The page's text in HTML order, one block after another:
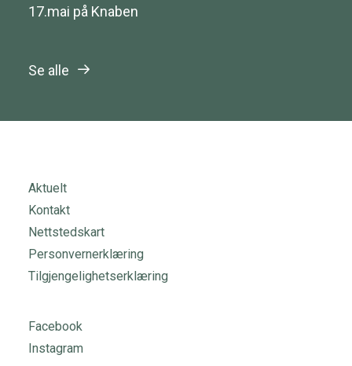
17.mai på Knaben
Se alle
Aktuelt
Kontakt
Nettstedskart
Personvernerklæring
Tilgjengelighetserklæring
Facebook
Instagram